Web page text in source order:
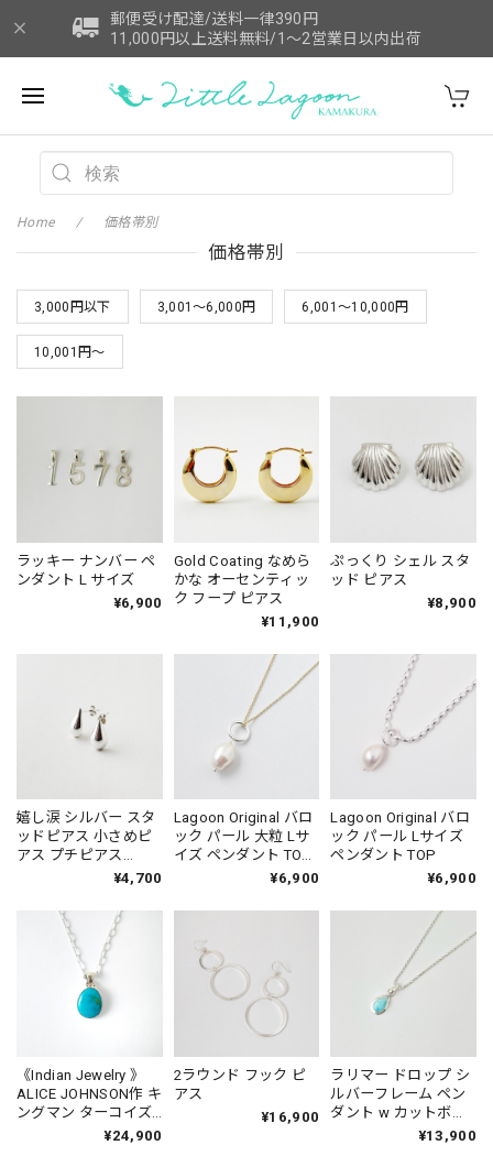
郵便受け配達/送料一律390円
11,000円以上送料無料/1～2営業日以内出荷
Home 価格帯別
価格帯別
3,000円以下 3,001～6,000円 6,001～10,000円
10,001円～
ラッキー ナンバー ペ
ンダント L サイズ
¥6,900
Gold Coating なめら
かな オーセンティッ
ク フープ ピアス
¥11,900
ぷっくり シェル スタ
ッド ピアス
¥8,900
嬉し涙 シルバー スタ
ッドピアス 小さめピ
アス プチピアス
¥4,700
Lagoon Original バロ
ック パール 大粒 Lサ
イズ ペンダント TOP
with Gold Coating¥6,900
Lagoon Original バロ
ック パール Lサイズ
ペンダント TOP
¥6,900
《Indian Jewelry 》
ALICE JOHNSON作 キ
ングマン ターコイズ
ぷっくりドロップ型
¥24,900
2ラウンド フック ピ
アス
¥16,900
ラリマー ドロップ シ
ルバーフレーム ペン
ダント w カットボー
¥13,900